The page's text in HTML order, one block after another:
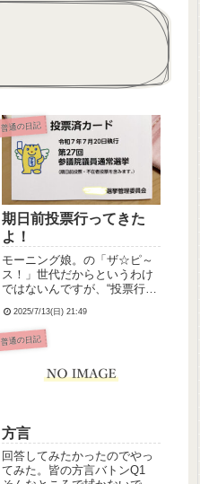
普通の日記
期日前投票行ってきた
よ！
モーニング娘。の「ザ☆ピ～
ス！」世代だからというわけ
ではないんですが、“投票行っ
な、選挙行こうね！！！！
GO！GO！選挙
2025/7/13(日) 21:49
普通の日記
方言
回答してみたかったのでやっ
てみた。皆の方言バトンQ1